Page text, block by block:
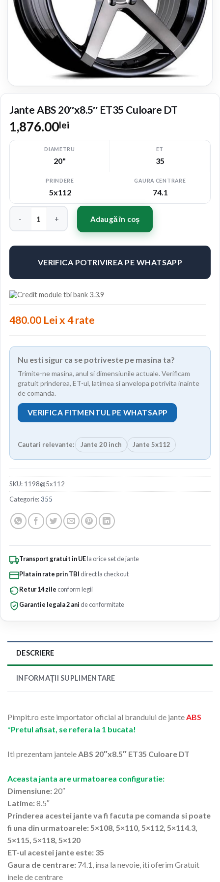
Jante ABS 20″x8.5″ ET35 Culoare DT
1,876.00lei
DIAMETRU
20"
ET
35
PRINDERE
5x112
GAURA CENTRARE
74.1
Cantitate Jante ABS 20"x8.5" ET35 Culoare DT
Adaugă în coș
VERIFICA POTRIVIREA PE WHATSAPP
480.00 Lei x 4 rate
Nu esti sigur ca se potriveste pe masina ta?
Trimite-ne masina, anul si dimensiunile actuale. Verificam
gratuit prinderea, ET-ul, latimea si anvelopa potrivita inainte
de comanda.
VERIFICA FITMENTUL PE WHATSAPP
Cautari relevante: Jante 20 inch Jante 5x112
SKU: 1198@5x112
Categorie:355
Transport gratuit in UEla orice set de jante
Plata in rate prin TBI direct la checkout
Retur 14 zile conform legii
Garantie legala 2 ani de conformitate
DESCRIERE
INFORMAȚII SUPLIMENTARE
Pimpit.ro este importator oficial al brandului de janteABS
*Pretul afisat, se refera la 1 bucata!
Iti prezentam janteleABS 20″x8.5″ ET35 Culoare DT
Aceasta janta are urmatoarea configuratie:
Dimensiune: 20″
Latime:8.5″
Prinderea acestei jante va fi facuta pe comanda si poate
fi una din urmatoarele: 5×108, 5×110, 5×112, 5×114.3,
5×115, 5×118, 5×120
ET-ul acestei jante este: 35
Gaura de centrare: 74.1, insa la nevoie, iti oferim Gratuit
inele de centrare